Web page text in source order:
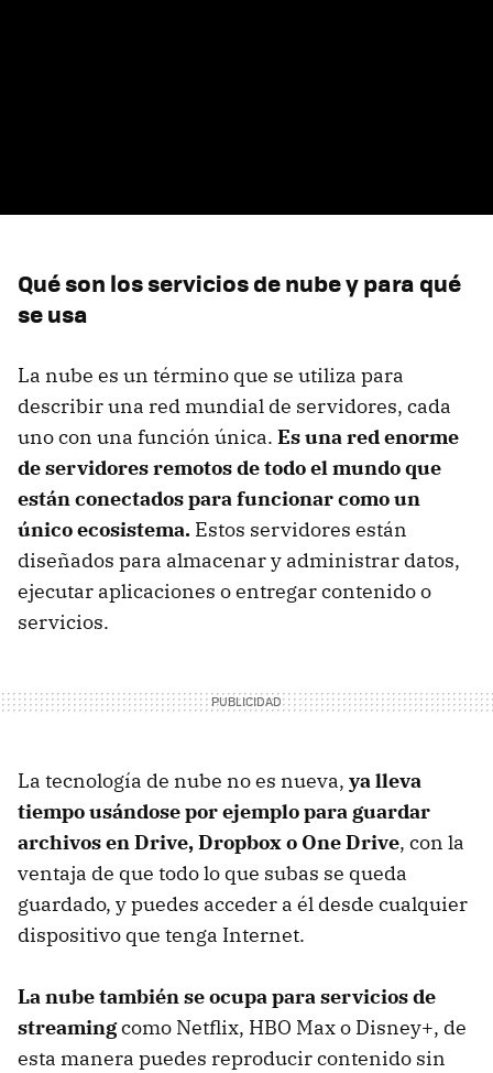
Qué son los servicios de nube y para qué
se usa
La nube es un término que se utiliza para
describir una red mundial de servidores, cada
uno con una función única. Es una red enorme
de servidores remotos de todo el mundo que
están conectados para funcionar como un
único ecosistema. Estos servidores están
diseñados para almacenar y administrar datos,
ejecutar aplicaciones o entregar contenido o
servicios.
La tecnología de nube no es nueva, ya lleva
tiempo usándose por ejemplo para guardar
archivos en Drive, Dropbox o One Drive, con la
ventaja de que todo lo que subas se queda
guardado, y puedes acceder a él desde cualquier
dispositivo que tenga Internet.
La nube también se ocupa para servicios de
streamingcomo Netflix, HBO Max o Disney+, de
esta manera puedes reproducir contenido sin